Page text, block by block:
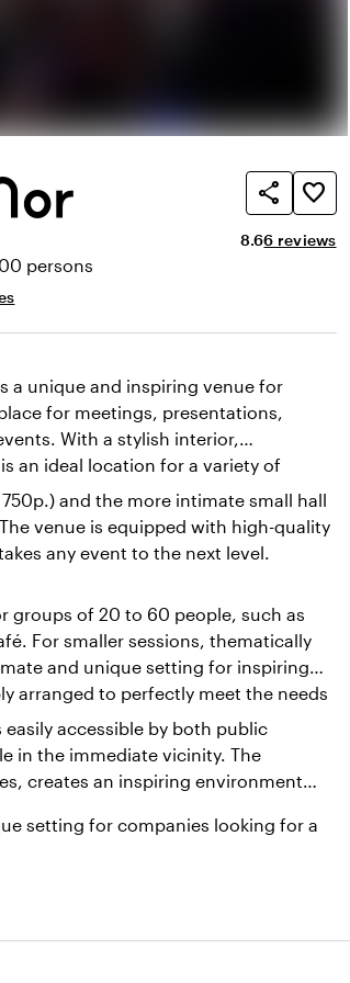
share
favorite_border
Average rating
8.6Review
6 reviews
persons
a unique and inspiring venue for
for meetings, presentations,
With a stylish interior,
an ideal location for a variety of
and the more intimate small hall
venue is equipped with high-quality
any event to the next level.
groups of 20 to 60 people, such as
For smaller sessions, thematically
and unique setting for inspiring
arranged to perfectly meet the needs
accessible by both public
in the immediate vicinity. The
creates an inspiring environment
setting for companies looking for a